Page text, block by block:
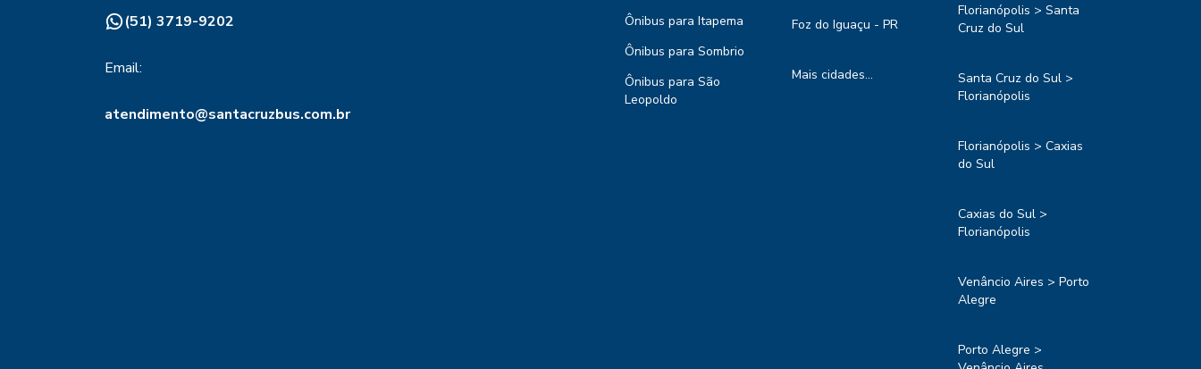
(51) 3719-9202
Email:
atendimento@santacruzbus.com.br
Ônibus para Itapema
Ônibus para Sombrio
Ônibus para São
Leopoldo
Foz do Iguaçu - PR
Mais cidades...
Florianópolis > Santa
Cruz do Sul
Santa Cruz do Sul >
Florianópolis
Florianópolis > Caxias
do Sul
Caxias do Sul >
Florianópolis
Venâncio Aires > Porto
Alegre
Porto Alegre >